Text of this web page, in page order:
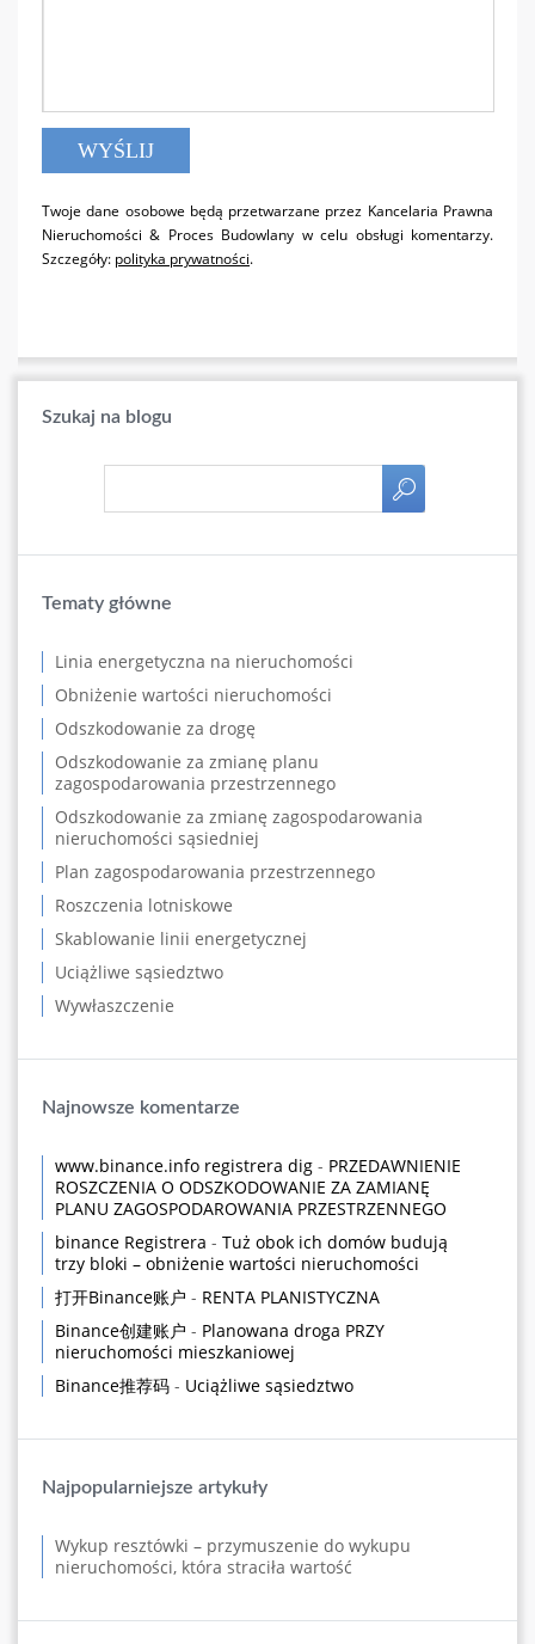
Twoje dane osobowe będą przetwarzane przez Kancelaria Prawna
Nieruchomości & Proces Budowlany w celu obsługi komentarzy.
Szczegóły: polityka prywatności.
Szukaj na blogu
Tematy główne
Linia energetyczna na nieruchomości
Obniżenie wartości nieruchomości
Odszkodowanie za drogę
Odszkodowanie za zmianę planu
zagospodarowania przestrzennego
Odszkodowanie za zmianę zagospodarowania
nieruchomości sąsiedniej
Plan zagospodarowania przestrzennego
Roszczenia lotniskowe
Skablowanie linii energetycznej
Uciążliwe sąsiedztwo
Wywłaszczenie
Najnowsze komentarze
www.binance.info registrera dig - PRZEDAWNIENIE
ROSZCZENIA O ODSZKODOWANIE ZA ZAMIANĘ
PLANU ZAGOSPODAROWANIA PRZESTRZENNEGO
binance Registrera - Tuż obok ich domów budują
trzy bloki – obniżenie wartości nieruchomości
打开Binance账户 - RENTA PLANISTYCZNA
Binance创建账户 - Planowana droga PRZY
nieruchomości mieszkaniowej
Binance推荐码 - Uciążliwe sąsiedztwo
Najpopularniejsze artykuły
Wykup resztówki – przymuszenie do wykupu
nieruchomości, która straciła wartość